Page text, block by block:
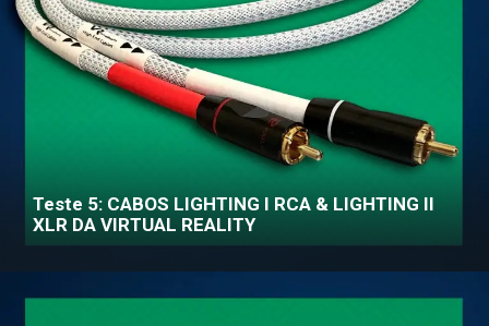
Teste 5: CABOS LIGHTING I RCA & LIGHTING II
XLR DA VIRTUAL REALITY